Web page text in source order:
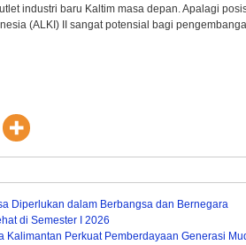
industri baru Kaltim masa depan. Apalagi
(ALKI) II sangat potensial bagi
Diperlukan dalam Berbangsa dan Bernegara
di Semester I 2026
Kalimantan Perkuat Pemberdayaan Generasi